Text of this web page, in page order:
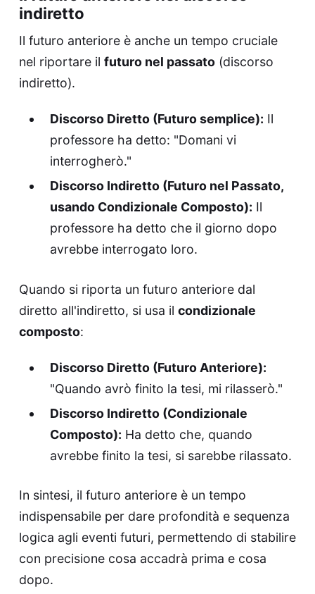
indiretto
Il futuro anteriore è anche un tempo cruciale
nel riportare il futuro nel passato(discorso
indiretto).
Discorso Diretto (Futuro semplice): Il
professore ha detto: "Domani vi
interrogherò."
Discorso Indiretto (Futuro nel Passato,
usando Condizionale Composto): Il
professore ha detto che il giorno dopo
avrebbe interrogato loro.
Quando si riporta un futuro anteriore dal
diretto all'indiretto, si usa il condizionale
composto:
Discorso Diretto (Futuro Anteriore):
"Quando avrò finito la tesi, mi rilasserò."
Discorso Indiretto (Condizionale
Composto): Ha detto che, quando
avrebbe finito la tesi, si sarebbe rilassato.
In sintesi, il futuro anteriore è un tempo
indispensabile per dare profondità e sequenza
logica agli eventi futuri, permettendo di stabilire
con precisione cosa accadrà prima e cosa
dopo.